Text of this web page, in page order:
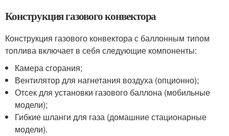
Конструкция газового конвектора
Конструкция газового конвектора с баллонным типом
топлива включает в себя следующие компоненты:
Камера сгорания;
Вентилятор для нагнетания воздуха (опционно);
Отсек для установки газового баллона (мобильные
модели);
Гибкие шланги для газа (домашние стационарные
модели).